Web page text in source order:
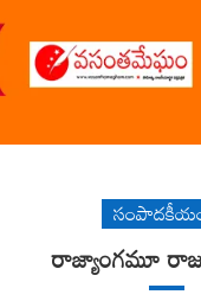
రాజ్యాంగమూ